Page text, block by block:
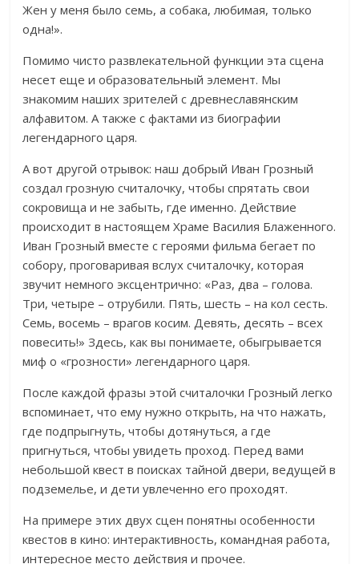
Жен у меня было семь, а собака, любимая, только
одна!».
Помимо чисто развлекательной функции эта сцена
несет еще и образовательный элемент. Мы
знакомим наших зрителей с древнеславянским
алфавитом. А также с фактами из биографии
легендарного царя.
А вот другой отрывок: наш добрый Иван Грозный
создал грозную считалочку, чтобы спрятать свои
сокровища и не забыть, где именно. Действие
происходит в настоящем Храме Василия Блаженного.
Иван Грозный вместе с героями фильма бегает по
собору, проговаривая вслух считалочку, которая
звучит немного эксцентрично: «Раз, два – голова.
Три, четыре – отрубили. Пять, шесть – на кол сесть.
Семь, восемь – врагов косим. Девять, десять – всех
повесить!» Здесь, как вы понимаете, обыгрывается
миф о «грозности» легендарного царя.
После каждой фразы этой считалочки Грозный легко
вспоминает, что ему нужно открыть, на что нажать,
где подпрыгнуть, чтобы дотянуться, а где
пригнуться, чтобы увидеть проход. Перед вами
небольшой квест в поисках тайной двери, ведущей в
подземелье, и дети увлеченно его проходят.
На примере этих двух сцен понятны особенности
квестов в кино: интерактивность, командная работа,
интересное место действия и прочее.